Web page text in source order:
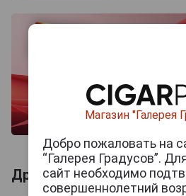
Другие продукты бренда
Магазин "Галерея
Добро пожаловать на
“Галерея Градусов”.
сайт необходимо
совершеннолетний